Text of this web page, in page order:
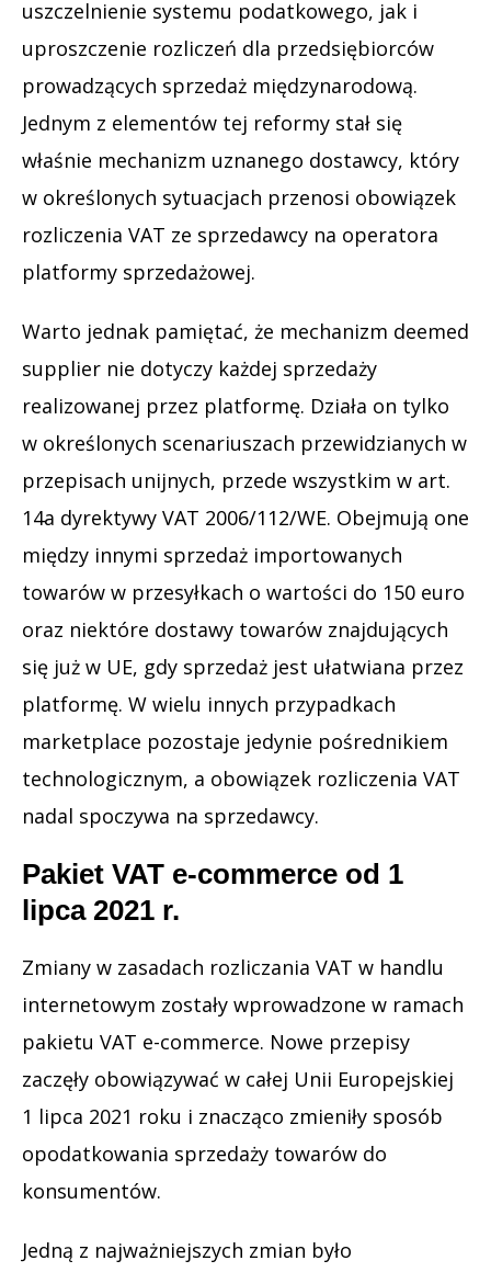
uszczelnienie systemu podatkowego, jak i
uproszczenie rozliczeń dla przedsiębiorców
prowadzących sprzedaż międzynarodową.
Jednym z elementów tej reformy stał się
właśnie mechanizm uznanego dostawcy, który
w określonych sytuacjach przenosi obowiązek
rozliczenia VAT ze sprzedawcy na operatora
platformy sprzedażowej.
Warto jednak pamiętać, że mechanizm deemed
supplier nie dotyczy każdej sprzedaży
realizowanej przez platformę. Działa on tylko
w określonych scenariuszach przewidzianych w
przepisach unijnych, przede wszystkim w art.
14a dyrektywy VAT 2006/112/WE. Obejmują one
między innymi sprzedaż importowanych
towarów w przesyłkach o wartości do 150 euro
oraz niektóre dostawy towarów znajdujących
się już w UE, gdy sprzedaż jest ułatwiana przez
platformę. W wielu innych przypadkach
marketplace pozostaje jedynie pośrednikiem
technologicznym, a obowiązek rozliczenia VAT
nadal spoczywa na sprzedawcy.
Pakiet VAT e-commerce od 1
lipca 2021 r.
Zmiany w zasadach rozliczania VAT w handlu
internetowym zostały wprowadzone w ramach
pakietu VAT e-commerce. Nowe przepisy
zaczęły obowiązywać w całej Unii Europejskiej
1 lipca 2021 roku i znacząco zmieniły sposób
opodatkowania sprzedaży towarów do
konsumentów.
Jedną z najważniejszych zmian było